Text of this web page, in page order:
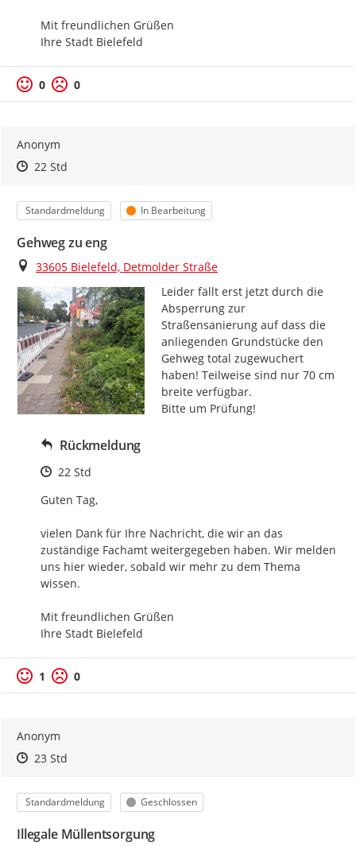
Mit freundlichen Grüßen
Ihre Stadt Bielefeld
0 0
Anonym
Zeitpunkt des Erstellens
Zeitpunkt des Erstellens
22 StdZur Äußerung
Kategorie
Standardmeldung Status
In Bearbeitung
Gehweg zu eng
Ort
33605 Bielefeld, Detmolder Straße
Leider fällt erst jetzt durch die
Absperrung zur
Straßensanierung auf dass die
anliegenden Grundstücke den
Gehweg total zugewuchert
haben! Teilweise sind nur 70 cm
breite verfügbar.
Bitte um Prüfung!
Rückmeldung
Zeitpunkt des Erstellens
22 Std
Guten Tag,
vielen Dank für Ihre Nachricht, die wir an das
zuständige Fachamt weitergegeben haben. Wir melden
uns hier wieder, sobald wir mehr zu dem Thema
wissen.
Mit freundlichen Grüßen
Ihre Stadt Bielefeld
1 0
Anonym
Zeitpunkt des Erstellens
Zeitpunkt des Erstellens
23 StdZur Äußerung
Kategorie
Standardmeldung Status
Geschlossen
Illegale Müllentsorgung